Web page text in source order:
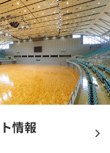
情報